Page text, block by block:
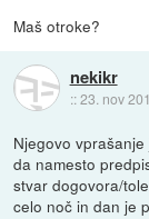
Maš otroke?
nekikr
::23. nov
Njegovo
da namesto
stvar dogovora/
celo noč in dan je